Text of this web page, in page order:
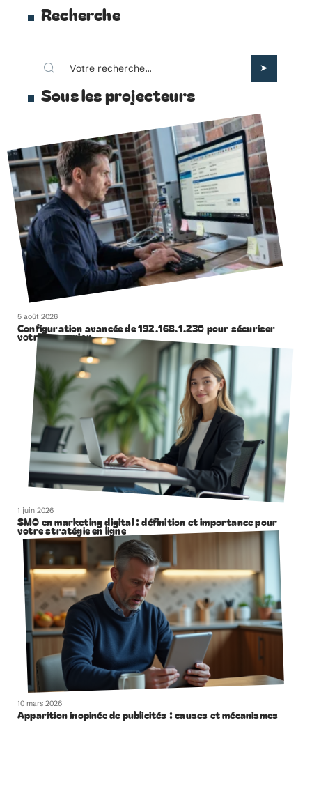
Recherche
Sous les projecteurs
5 août 2026
Configuration avancée de 192.168.1.230 pour sécuriser
votre connexion
1 juin 2026
SMO en marketing digital : définition et importance pour
votre stratégie en ligne
10 mars 2026
Apparition inopinée de publicités : causes et mécanismes